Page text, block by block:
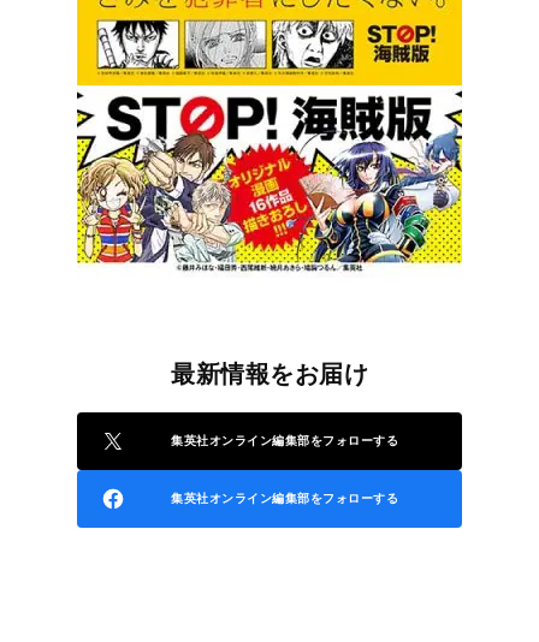
最新情報をお届け
集英社オンライン編集部をフォローする
集英社オンライン編集部をフォローする